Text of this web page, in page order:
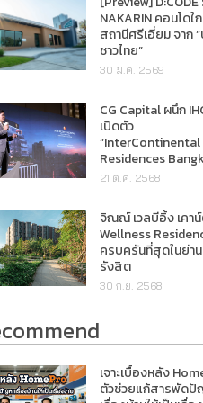
NAKARIN คอนโดใ
สถานีศรีเอี่ยม จาก
ชาวไทย”
30 ม.ค. 2569
CG Capital ผนึก
เปิดตัว
“InterContinental
Residences
Asoke”
21 ต.ค. 2568
จิณณ์ เวลบีอิ้ง เคา
Wellness
ครบครันที่สุดในย่าน
รังสิต
30 ก.ย. 2568
เจาะเบื้องหลัง
ตัวช่วยแก้สารพัดปั